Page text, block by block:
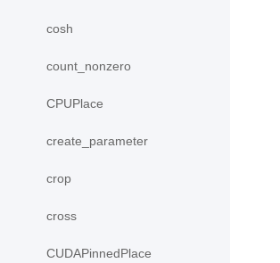
cosh
count_nonzero
CPUPlace
create_parameter
crop
cross
CUDAPinnedPlace